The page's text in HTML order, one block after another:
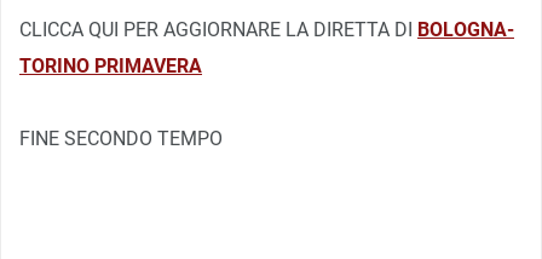
CLICCA QUI PER AGGIORNARE LA DIRETTA DI BOLOGNA-
TORINO PRIMAVERA
FINE SECONDO TEMPO